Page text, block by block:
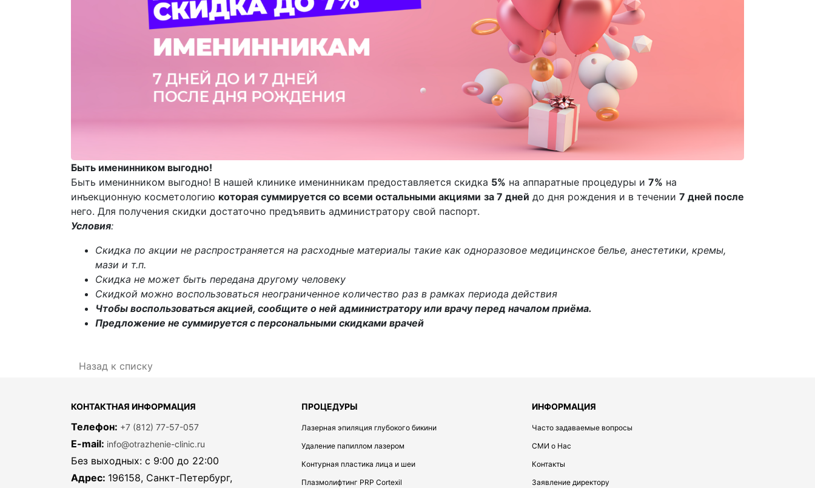
Быть именинником выгодно!
Быть именинником выгодно! В нашей клинике именинникам предоставляется скидка 5% на аппаратные процедуры и 7% на
инъекционную косметологию которая суммируется со всеми остальными акциями за 7 дней до дня рождения и в течении 7 дней после
него. Для получения скидки достаточно предъявить администратору свой паспорт.
Условия:
Скидка по акции не распространяется на расходные материалы такие как одноразовое медицинское белье, анестетики, кремы,
мази и т.п.
Скидка не может быть передана другому человеку
Скидкой можно воспользоваться неограниченное количество раз в рамках периода действия
Чтобы воспользоваться акцией, сообщите о ней администратору или врачу перед началом приёма.
Предложение не суммируется с персональными скидками врачей
Назад к списку
КОНТАКТНАЯ ИНФОРМАЦИЯ
Телефон: +7 (812) 77-57-057
E-mail: info@otrazhenie-clinic.ru
Без выходных: с 9:00 до 22:00
Адрес: 196158, Санкт-Петербург,
ПРОЦЕДУРЫ
Лазерная эпиляция глубокого бикини
Удаление папиллом лазером
Контурная пластика лица и шеи
Плазмолифтинг PRP Cortexil
ИНФОРМАЦИЯ
Часто задаваемые вопросы
СМИ о Нас
Контакты
Заявление директору